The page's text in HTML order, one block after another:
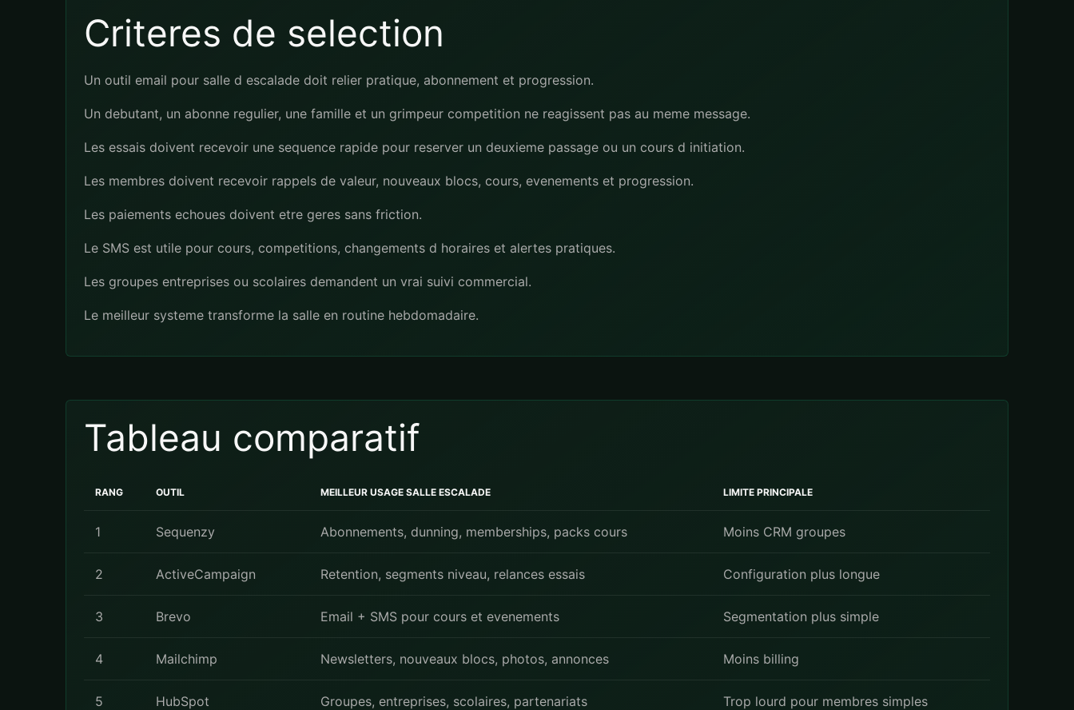
Criteres de selection
Un outil email pour salle d escalade doit relier pratique, abonnement et progression.
Un debutant, un abonne regulier, une famille et un grimpeur competition ne reagissent pas au meme message.
Les essais doivent recevoir une sequence rapide pour reserver un deuxieme passage ou un cours d initiation.
Les membres doivent recevoir rappels de valeur, nouveaux blocs, cours, evenements et progression.
Les paiements echoues doivent etre geres sans friction.
Le SMS est utile pour cours, competitions, changements d horaires et alertes pratiques.
Les groupes entreprises ou scolaires demandent un vrai suivi commercial.
Le meilleur systeme transforme la salle en routine hebdomadaire.
Tableau comparatif
RANG OUTIL MEILLEUR USAGE SALLE ESCALADE LIMITE PRINCIPALE
1 Sequenzy Abonnements, dunning, memberships, packs cours Moins CRM groupes
2 ActiveCampaign Retention, segments niveau, relances essais Configuration plus longue
3 Brevo Email + SMS pour cours et evenements Segmentation plus simple
4 Mailchimp Newsletters, nouveaux blocs, photos, annonces Moins billing
5 HubSpot Groupes, entreprises, scolaires, partenariats Trop lourd pour membres simples